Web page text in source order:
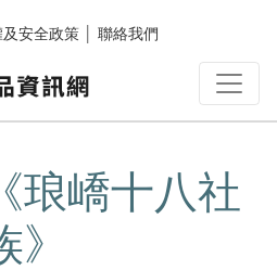
及安全政策 聯絡我們
琅嶠十八社